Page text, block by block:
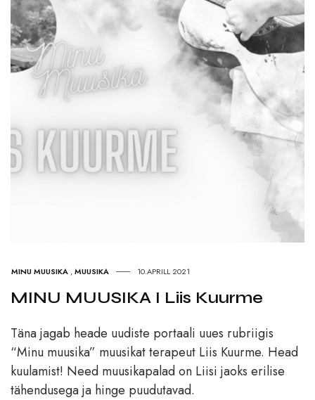
MINU MUUSIKA ,MUUSIKA 10.APRILL 2021
MINU MUUSIKA I Liis Kuurme
Täna jagab heade uudiste portaali uues rubriigis
“Minu muusika” muusikat terapeut Liis Kuurme. Head
kuulamist! Need muusikapalad on Liisi jaoks erilise
tähendusega ja hinge puudutavad.